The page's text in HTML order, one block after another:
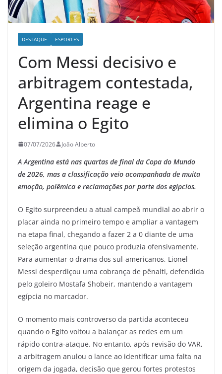
DESTAQUE ESPORTES
Com Messi decisivo e
arbitragem contestada,
Argentina reage e
elimina o Egito
07/07/2026 João Alberto
A Argentina está nas quartas de final da Copa do Mundo
de 2026, mas a classificação veio acompanhada de muita
emoção, polêmica e reclamações por parte dos egípcios.
O Egito surpreendeu a atual campeã mundial ao abrir o
placar ainda no primeiro tempo e ampliar a vantagem
na etapa final, chegando a fazer 2 a 0 diante de uma
seleção argentina que pouco produzia ofensivamente.
Para aumentar o drama dos sul-americanos, Lionel
Messi desperdiçou uma cobrança de pênalti, defendida
pelo goleiro Mostafa Shobeir, mantendo a vantagem
egípcia no marcador.
O momento mais controverso da partida aconteceu
quando o Egito voltou a balançar as redes em um
rápido contra-ataque. No entanto, após revisão do VAR,
a arbitragem anulou o lance ao identificar uma falta na
origem da jogada, decisão que gerou fortes protestos